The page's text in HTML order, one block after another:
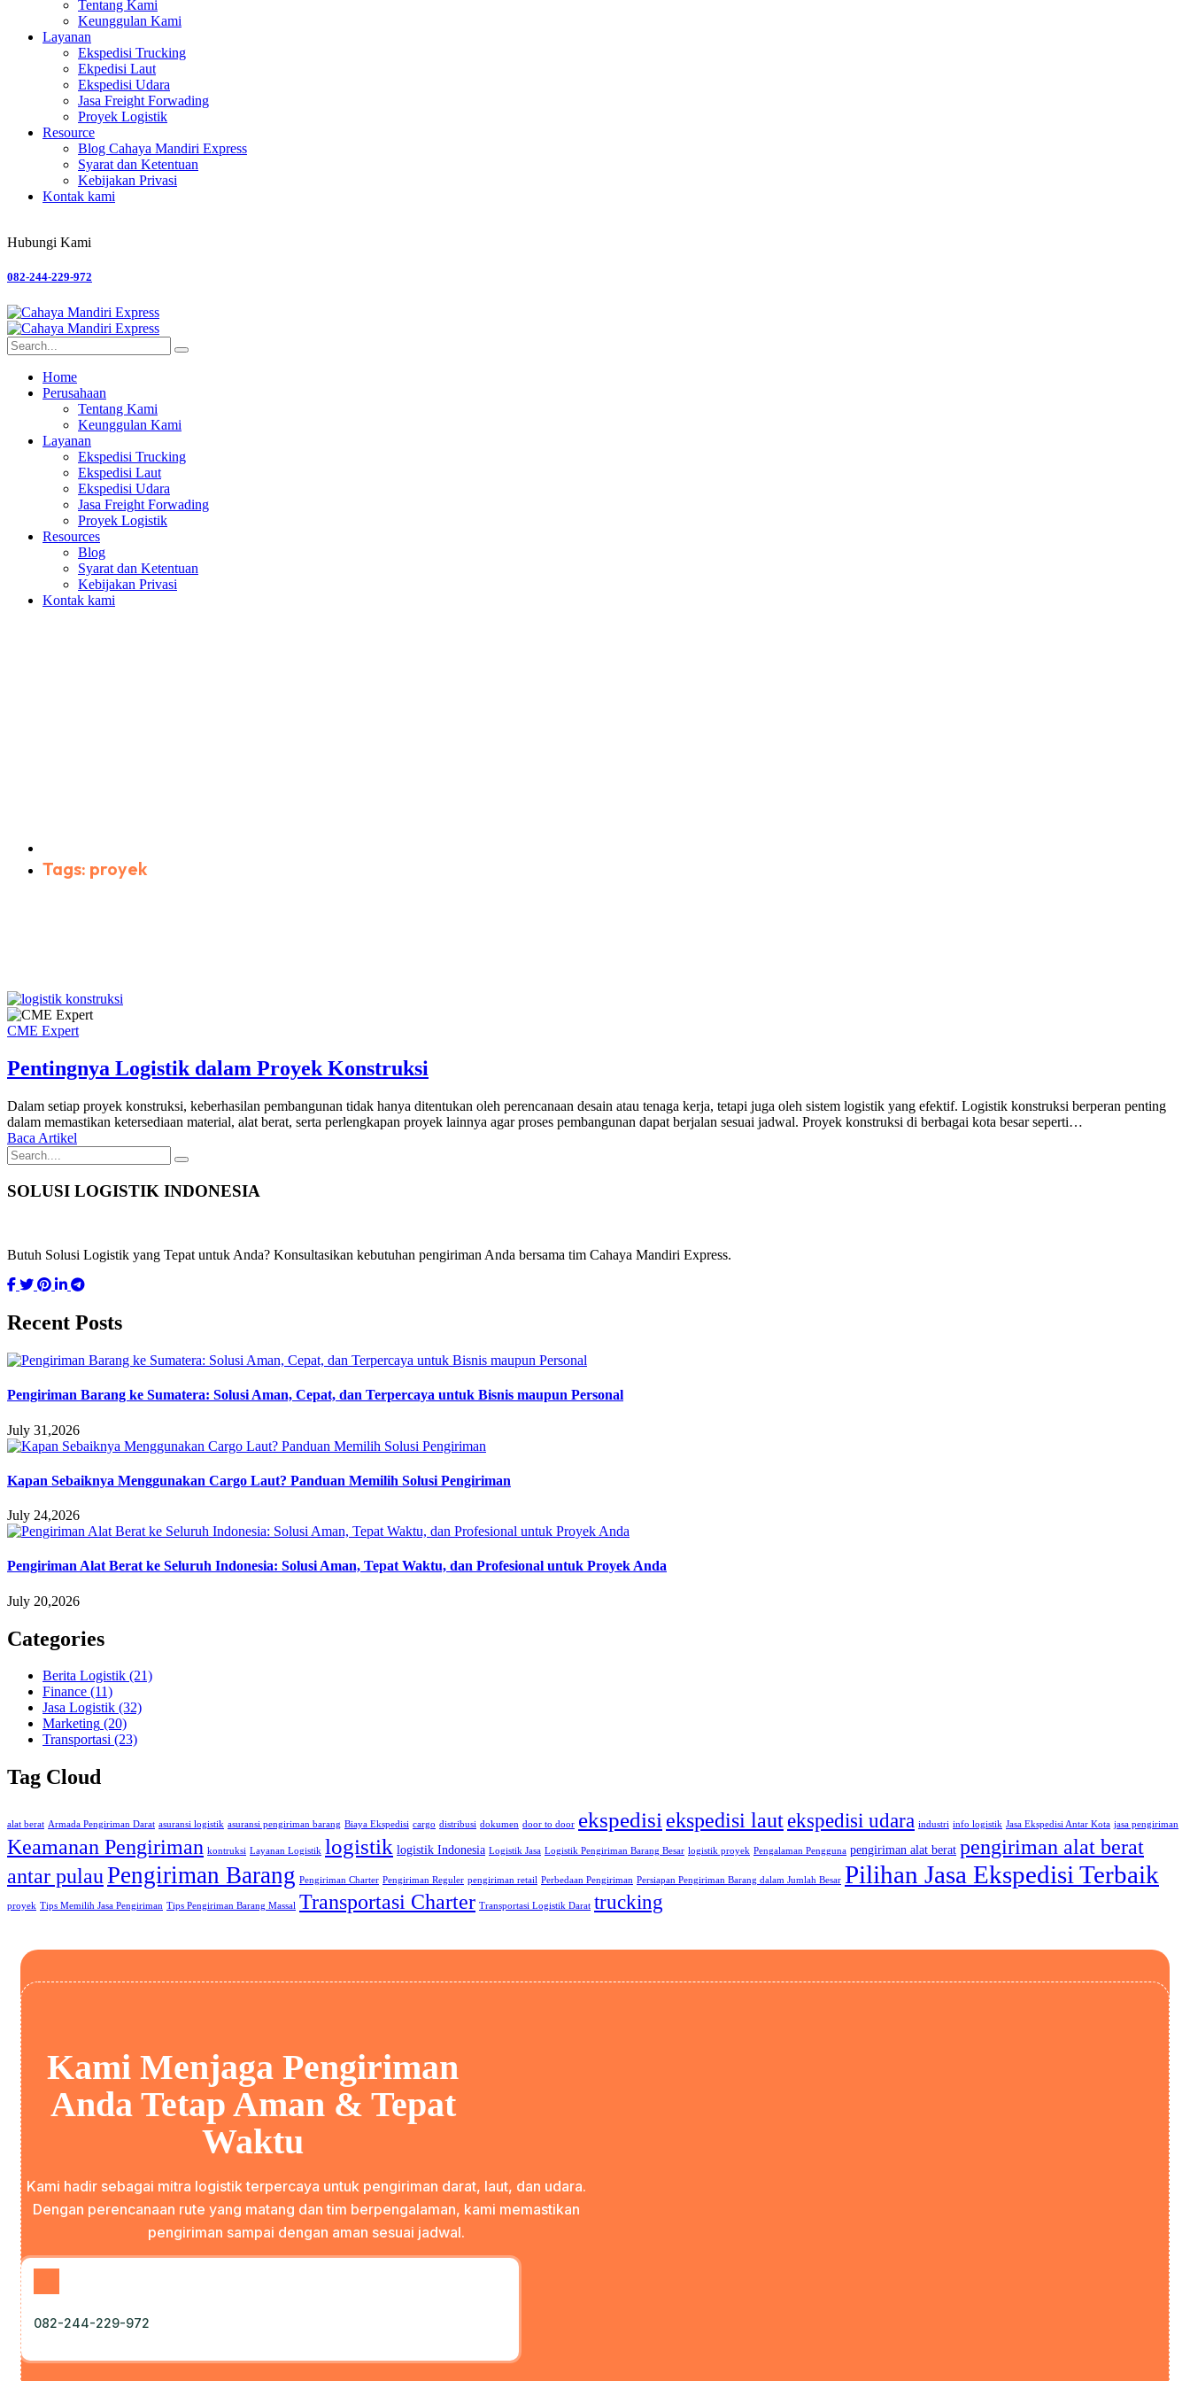
Tentang Kami
Keunggulan Kami
Layanan
Ekspedisi Trucking
Ekpedisi Laut
Ekspedisi Udara
Jasa Freight Forwading
Proyek Logistik
Resource
Blog Cahaya Mandiri Express
Syarat dan Ketentuan
Kebijakan Privasi
Kontak kami
Hubungi Kami
082-244-229-972
Home
Perusahaan
Tentang Kami
Keunggulan Kami
Layanan
Ekspedisi Trucking
Ekspedisi Laut
Ekspedisi Udara
Jasa Freight Forwading
Proyek Logistik
Resources
Blog
Syarat dan Ketentuan
Kebijakan Privasi
Kontak kami
Tags: proyek
CME Expert
Pentingnya Logistik dalam Proyek Konstruksi
Dalam setiap proyek konstruksi, keberhasilan pembangunan tidak hanya ditentukan oleh perencanaan desain atau tenaga kerja, tetapi juga oleh sistem logistik yang efektif. Logistik konstruksi berperan penting
dalam memastikan ketersediaan material, alat berat, serta perlengkapan proyek lainnya agar proses pembangunan dapat berjalan sesuai jadwal. Proyek konstruksi di berbagai kota besar seperti…
Baca Artikel
SOLUSI LOGISTIK INDONESIA
Butuh Solusi Logistik yang Tepat untuk Anda? Konsultasikan kebutuhan pengiriman Anda bersama tim Cahaya Mandiri Express.
Recent Posts
Pengiriman Barang ke Sumatera: Solusi Aman, Cepat, dan Terpercaya untuk Bisnis maupun Personal
July 31,2026
Kapan Sebaiknya Menggunakan Cargo Laut? Panduan Memilih Solusi Pengiriman
July 24,2026
Pengiriman Alat Berat ke Seluruh Indonesia: Solusi Aman, Tepat Waktu, dan Profesional untuk Proyek Anda
July 20,2026
Categories
Berita Logistik (21)
Finance (11)
Jasa Logistik (32)
Marketing (20)
Transportasi (23)
Tag Cloud
alat berat Armada Pengiriman Darat asuransi logistik asuransi pengiriman barang Biaya Ekspedisi cargo distribusi dokumen door to door ekspedisiekspedisi lautekspedisi udara industri info logistik Jasa Ekspedisi Antar Kota jasa pengiriman
Keamanan Pengiriman kontruksi Layanan Logistik logistik logistik Indonesia Logistik Jasa Logistik Pengiriman Barang Besar logistik proyek Pengalaman Pengguna pengiriman alat berat pengiriman alat berat
antar pulauPengiriman Barang Pengiriman Charter Pengiriman Reguler pengiriman retail Perbedaan Pengiriman Persiapan Pengiriman Barang dalam Jumlah Besar Pilihan Jasa Ekspedisi Terbaik
proyek Tips Memilih Jasa Pengiriman Tips Pengiriman Barang Massal Transportasi Charter Transportasi Logistik Darat trucking
Kami Menjaga Pengiriman
Anda Tetap Aman & Tepat
Waktu
Kami hadir sebagai mitra logistik terpercaya untuk pengiriman darat, laut, dan udara.
Dengan perencanaan rute yang matang dan tim berpengalaman, kami memastikan
pengiriman sampai dengan aman sesuai jadwal.
082-244-229-972